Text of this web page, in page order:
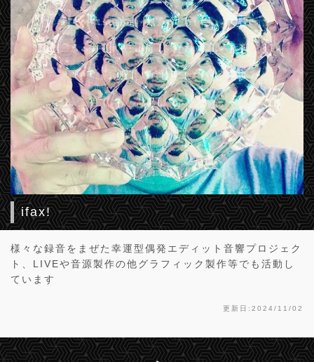
ifax!
様々な録音をまぜた幸運型偶発エディット音響プロジェク
ト、LIVEや音源製作の他グラフィック製作等でも活動し
ています
更新日:2024/11/02